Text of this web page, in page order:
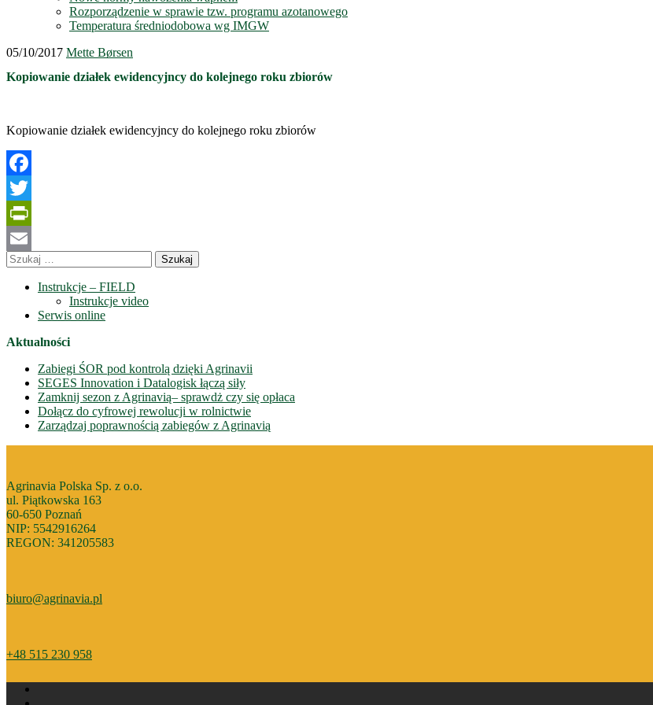
Rozporządzenie w sprawie tzw. programu azotanowego
Temperatura średniodobowa wg IMGW
05/10/2017 Mette Børsen
Kopiowanie działek ewidencyjncy do kolejnego roku zbiorów
Kopiowanie działek ewidencyjncy do kolejnego roku zbiorów
Facebook
Twitter
PrintFriendly
Email
Szukaj:
Instrukcje – FIELD
Instrukcje video
Serwis online
Aktualności
Zabiegi ŚOR pod kontrolą dzięki Agrinavii
SEGES Innovation i Datalogisk łączą siły
Zamknij sezon z Agrinavią– sprawdż czy się opłaca
Dołącz do cyfrowej rewolucji w rolnictwie
Zarządzaj poprawnością zabiegów z Agrinavią
Agrinavia Polska Sp. z o.o.
ul. Piątkowska 163
60-650 Poznań
NIP: 5542916264
REGON: 341205583
biuro@agrinavia.pl
+48 515 230 958